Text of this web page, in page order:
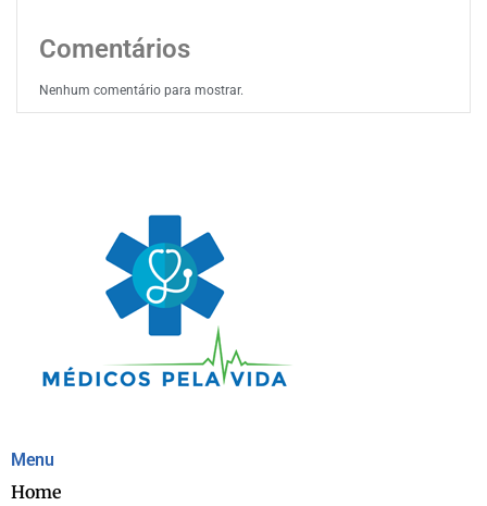
Comentários
Nenhum comentário para mostrar.
Menu
Home